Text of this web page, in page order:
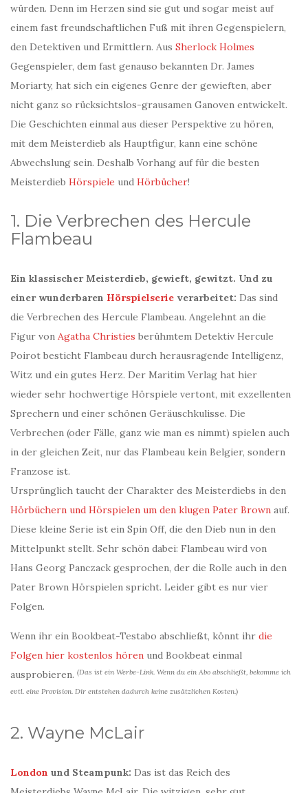
würden. Denn im Herzen sind sie gut und sogar meist auf
einem fast freundschaftlichen Fuß mit ihren Gegenspielern,
den Detektiven und Ermittlern. Aus Sherlock Holmes
Gegenspieler, dem fast genauso bekannten Dr. James
Moriarty, hat sich ein eigenes Genre der gewieften, aber
nicht ganz so rücksichtslos-grausamen Ganoven entwickelt.
Die Geschichten einmal aus dieser Perspektive zu hören,
mit dem Meisterdieb als Hauptfigur, kann eine schöne
Abwechslung sein. Deshalb Vorhang auf für die besten
Meisterdieb Hörspiele und Hörbücher!
1. Die Verbrechen des Hercule
Flambeau
Ein klassischer Meisterdieb, gewieft, gewitzt. Und zu
einer wunderbaren Hörspielserie verarbeitet: Das sind
die Verbrechen des Hercule Flambeau. Angelehnt an die
Figur von Agatha Christies berühmtem Detektiv Hercule
Poirot besticht Flambeau durch herausragende Intelligenz,
Witz und ein gutes Herz. Der Maritim Verlag hat hier
wieder sehr hochwertige Hörspiele vertont, mit exzellenten
Sprechern und einer schönen Geräuschkulisse. Die
Verbrechen (oder Fälle, ganz wie man es nimmt) spielen auch
in der gleichen Zeit, nur das Flambeau kein Belgier, sondern
Franzose ist.
Ursprünglich taucht der Charakter des Meisterdiebs in den
Hörbüchern und Hörspielen um den klugen Pater Brown auf.
Diese kleine Serie ist ein Spin Off, die den Dieb nun in den
Mittelpunkt stellt. Sehr schön dabei: Flambeau wird von
Hans Georg Panczack gesprochen, der die Rolle auch in den
Pater Brown Hörspielen spricht. Leider gibt es nur vier
Folgen.
Wenn ihr ein Bookbeat-Testabo abschließt, könnt ihr die
Folgen hier kostenlos hören und Bookbeat einmal
ausprobieren. (Das ist ein Werbe-Link. Wenn du ein Abo abschließt, bekomme ich
evtl. eine Provision. Dir entstehen dadurch keine zusätzlichen Kosten.)
2. Wayne McLair
London und Steampunk: Das ist das Reich des